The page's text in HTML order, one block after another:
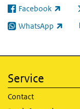
Facebook
(externe link)
WhatsApp
(externe link)
Service
Contact